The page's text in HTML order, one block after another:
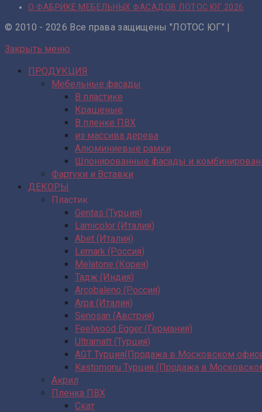
О ФАБРИКЕ МЕБЕЛЬНЫХ ФАСАДОВ ЛОТОС ЮГ 2026
© 2010 - 2026 Все права защищены "ЛОТОС ЮГ" |
Закрыть меню
ПРОДУКЦИЯ
Мебельные фасады
В пластике
Крашеные
В пленке ПВХ
из массива дерева
Алюминиевые рамки
Шпонированные фасады и
Фартуки и Вставки
ДЕКОРЫ
Пластик
Gentas (Турция)
Lamicolor (Италия)
Abet (Италия)
Lemark (Россия)
Melatone (Корея)
Тадж (Индия)
Arcobaleno (Россия)
Arpa (Италия)
Senosan (Австрия)
Feelwood Egger (Германия)
Ultramatt (Турция)
AGT Турция(Продажа в Московском
Kastomonu Турция (Продажа в
Акрил
Пленка ПВХ
Скат